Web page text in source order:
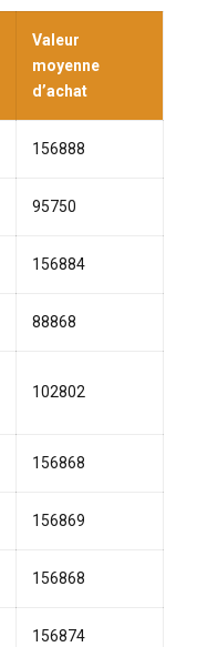
Valeur
moyenne
d’achat
156888
95750
156884
88868
102802
156868
156869
156868
156874